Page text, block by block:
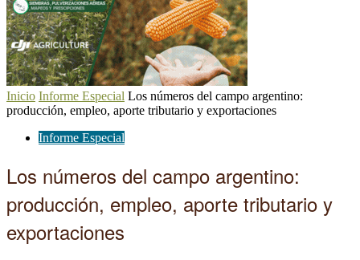
Inicio Informe Especial Los números del campo argentino:
producción, empleo, aporte tributario y exportaciones
Informe Especial
Los números del campo argentino:
producción, empleo, aporte tributario y
exportaciones